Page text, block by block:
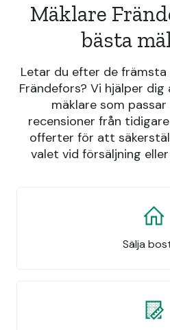
Mäklare
bästa
Letar du efter de
Frändefors? Vi hjälper
mäklare som passar
recensioner från
offerter för att
valet vid försäljning
Sälja